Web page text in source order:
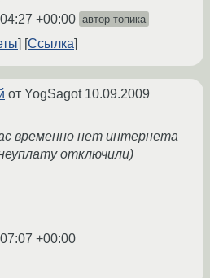
+00:00 автор топика
Ссылка
от YogSagot 10.09.2009
временно нет интернета
отключили)
+00:00